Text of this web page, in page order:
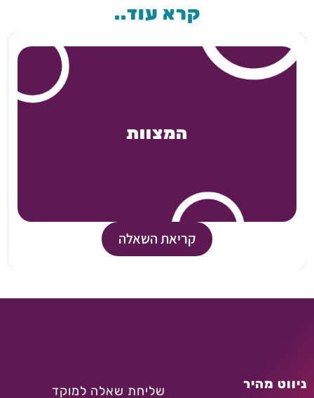
קרא עוד..
המצוות
קריאת השאלה
ניווט מהיר שליחת שאלה למוקד